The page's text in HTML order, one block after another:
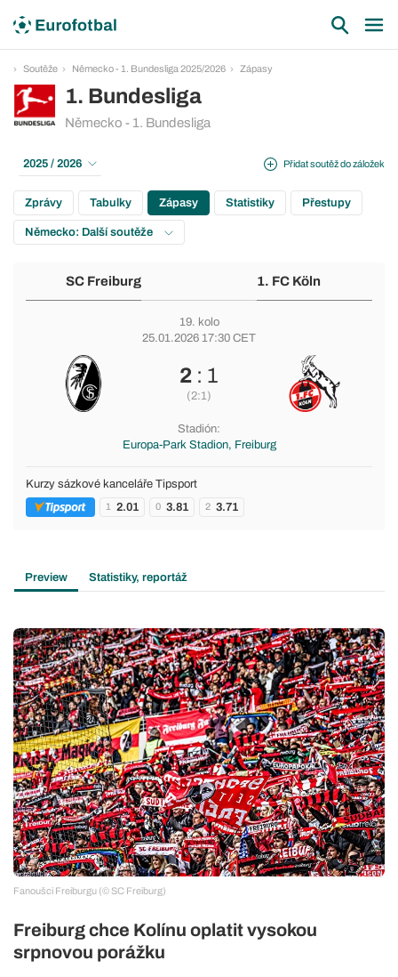
Soutěže Německo - 1. Bundesliga 2025/2026 Zápasy
1. Bundesliga
Německo - 1. Bundesliga
Přidat soutěž do záložek
2025 / 2026
Zprávy Tabulky Zápasy Statistiky Přestupy
Německo: Další soutěže
SC Freiburg 1. FC Köln
19. kolo
25.01.2026 17:30 CET
2: 1
(2:1)
Stadión:
Europa-Park Stadion, Freiburg
Kurzy sázkové kanceláře Tipsport
1 2.01 0 3.81 2 3.71
Preview Statistiky, reportáž
Fanoušci Freiburgu (© SC Freiburg)
Freiburg chce Kolínu oplatit vysokou
srpnovou porážku